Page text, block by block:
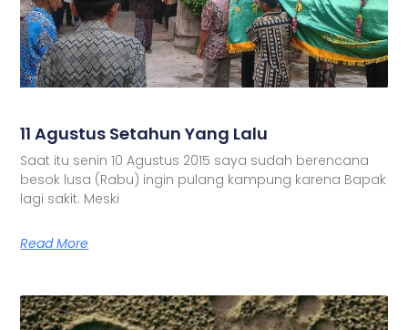
11 Agustus Setahun Yang Lalu
Saat itu senin 10 Agustus 2015 saya sudah berencana
besok lusa (Rabu) ingin pulang kampung karena Bapak
lagi sakit. Meski
Read More